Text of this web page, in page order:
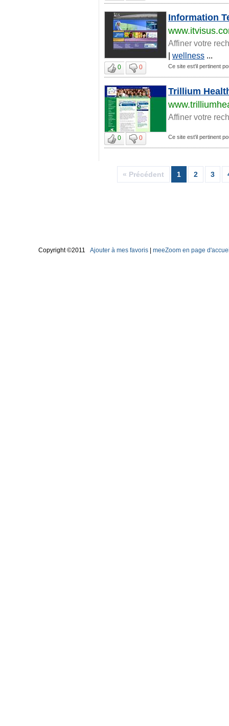
Information
Affiner votre
| wellness ...
0 0 Ce site est'il pertinent
Trillium
Affiner votre
0 0 Ce site est'il pertinent
3
2
1
« Précédent
Copyright ©2011 Ajouter à mes favoris meeZoom en page